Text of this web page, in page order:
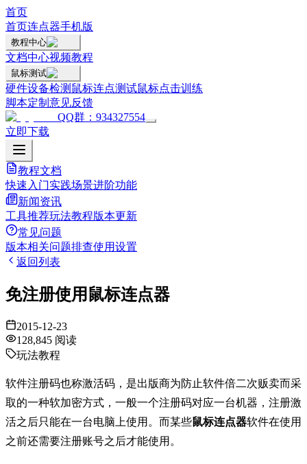
首页
首页连点器手机版
教程中心
文档中心视频教程
鼠标测试
硬件设备检测 鼠标连点测试鼠标点击训练
脚本定制 意见反馈
QQ群：934327554
立即下载
教程文档
快速入门实践场景进阶功能
新闻资讯
工具推荐玩法教程版本更新
常见问题
版本相关问题排查使用设置
返回列表
免注册使用鼠标连点器
2015-12-23
128,845 阅读
玩法教程
软件注册码也称激活码，是出版商为防止软件倍二次贩卖而采
取的一种软加密方式，一般一个注册码对应一台机器，注册激
活之后只能在一台电脑上使用。而某些鼠标连点器软件在使用
之前还需要注册账号之后才能使用。